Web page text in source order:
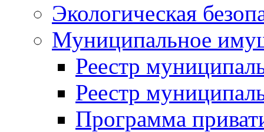
Экологическая
Муниципальное
Реестр
Реестр
Программа